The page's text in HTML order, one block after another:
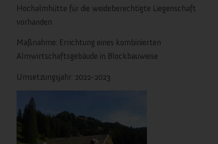
Hochalmhütte für die weideberechtigte Liegenschaft
vorhanden
Maßnahme: Errichtung eines kombinierten
Almwirtschaftsgebäude in Blockbauweise
Umsetzungsjahr: 2022-2023